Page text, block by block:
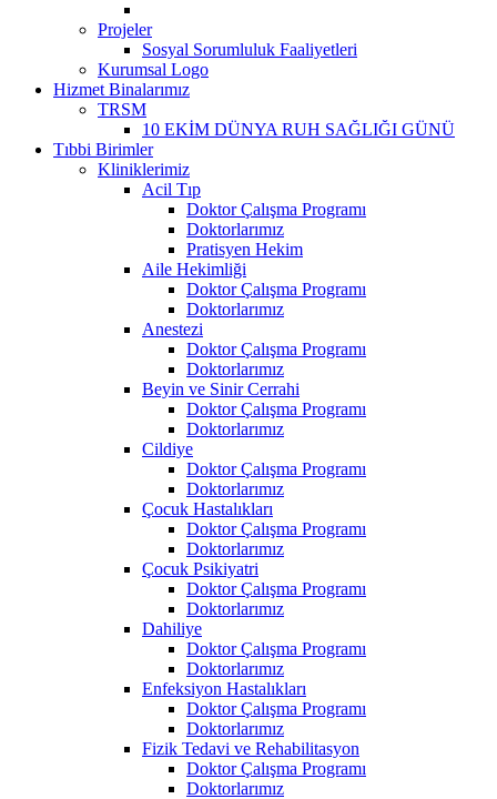
Projeler
Sosyal Sorumluluk Faaliyetleri
Kurumsal Logo
Hizmet Binalarımız
TRSM
10 EKİM DÜNYA RUH SAĞLIĞI GÜNÜ
Tıbbi Birimler
Kliniklerimiz
Acil Tıp
Doktor Çalışma Programı
Doktorlarımız
Pratisyen Hekim
Aile Hekimliği
Doktor Çalışma Programı
Doktorlarımız
Anestezi
Doktor Çalışma Programı
Doktorlarımız
Beyin ve Sinir Cerrahi
Doktor Çalışma Programı
Doktorlarımız
Cildiye
Doktor Çalışma Programı
Doktorlarımız
Çocuk Hastalıkları
Doktor Çalışma Programı
Doktorlarımız
Çocuk Psikiyatri
Doktor Çalışma Programı
Doktorlarımız
Dahiliye
Doktor Çalışma Programı
Doktorlarımız
Enfeksiyon Hastalıkları
Doktor Çalışma Programı
Doktorlarımız
Fizik Tedavi ve Rehabilitasyon
Doktor Çalışma Programı
Doktorlarımız